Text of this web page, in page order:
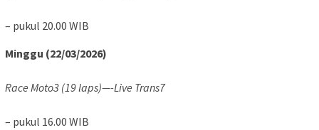
– pukul 20.00 WIB
Minggu (22/03/2026)
Race Moto3 (19 laps)—-Live Trans7
– pukul 16.00 WIB